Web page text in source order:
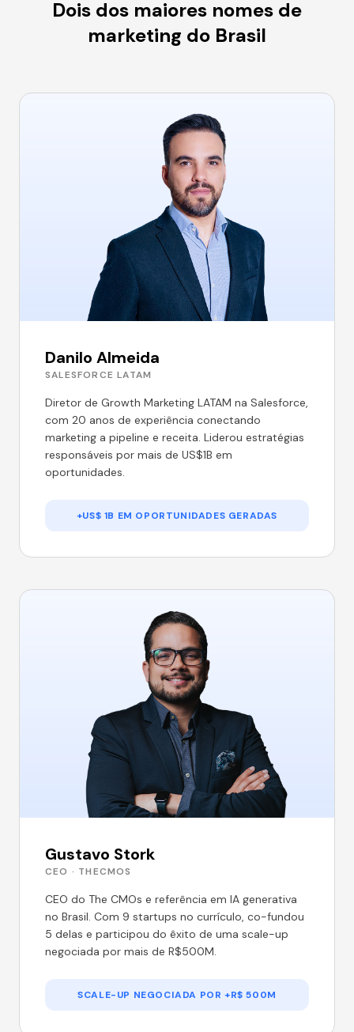
Dois dos maiores nomes de
marketing do Brasil
Danilo Almeida
SALESFORCE LATAM
Diretor de Growth Marketing LATAM na Salesforce,
com 20 anos de experiência conectando
marketing a pipeline e receita. Liderou estratégias
responsáveis por mais de US$1B em
oportunidades.
+US$ 1B EM OPORTUNIDADES GERADAS
Gustavo Stork
CEO · THECMOS
CEO do The CMOs e referência em IA generativa
no Brasil. Com 9 startups no currículo, co-fundou
5 delas e participou do êxito de uma scale-up
negociada por mais de R$500M.
SCALE-UP NEGOCIADA POR +R$ 500M